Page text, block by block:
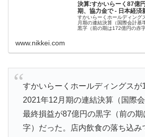
決算:すかいらーく87億
期、協力金で - 日本経済
すかいらーくホールディング
月期の連結決算（国際会計基
黒字（前の期は172億円の赤
www.nikkei.com
すかいらーくホールディングスが
2021年12月期の連結決算（国際会
最終損益が87億円の黒字（前の
字）だった。店内飲食の落ち込み